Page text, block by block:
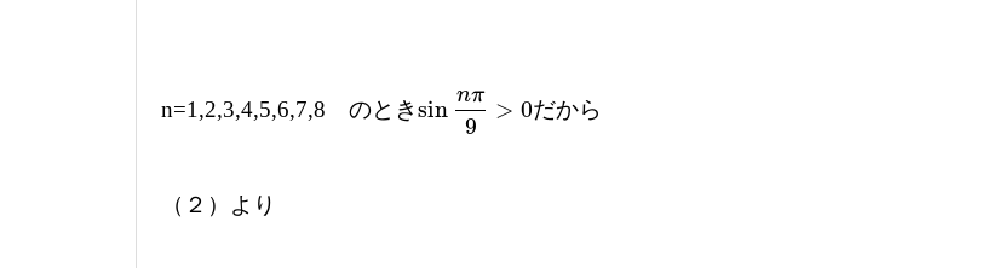
n=1,2,3,4,5,6,7,8 のときsin
nπ
9
> 0
sinnπ9> 0 だから
（２）より